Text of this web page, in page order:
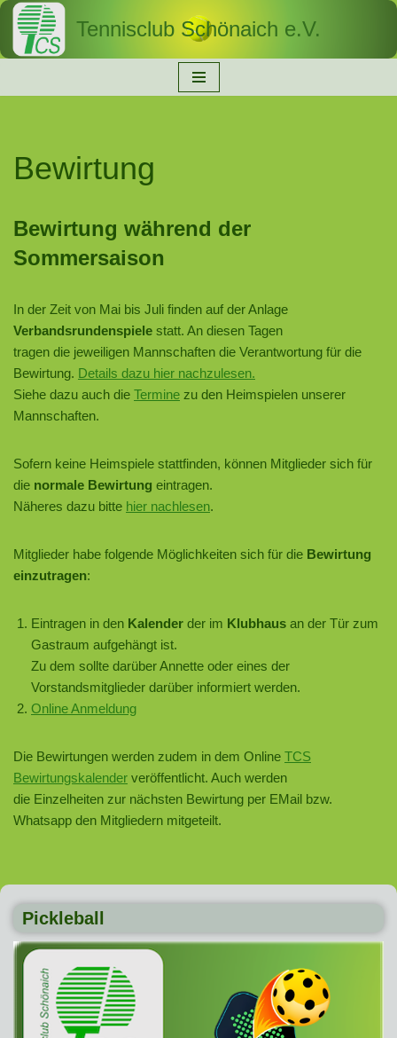
Zum
Tennisclub Schönaich e.V.
Bewirtung
Bewirtung während der
Sommersaison
In der Zeit von Mai bis Juli finden auf der Anlage
Verbandsrundenspiele statt. An diesen Tagen
tragen die jeweiligen Mannschaften die Verantwortung für die
Bewirtung. Details dazu hier nachzulesen.
Siehe dazu auch die Termine zu den Heimspielen unserer
Mannschaften.
Sofern keine Heimspiele stattfinden, können Mitglieder sich für
die normale Bewirtung eintragen.
Näheres dazu bitte hier nachlesen.
Mitglieder habe folgende Möglichkeiten sich für die Bewirtung
einzutragen:
Eintragen in den Kalender der im Klubhaus an der Tür zum
Gastraum aufgehängt ist.
Zu dem sollte darüber Annette oder eines der
Vorstandsmitglieder darüber informiert werden.
Online Anmeldung
Die Bewirtungen werden zudem in dem Online TCS
Bewirtungskalender veröffentlicht. Auch werden
die Einzelheiten zur nächsten Bewirtung per EMail bzw.
Whatsapp den Mitgliedern mitgeteilt.
Pickleball